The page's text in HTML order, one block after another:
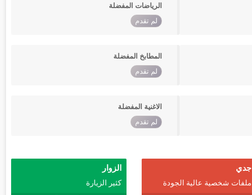
الرياضات المفضلة
لم تقدم
المطابخ المفضلة
لم تقدم
الاغنية المفضلة
لم تقدم
جدي
ملفات شخصية عالية الجودة
الزوار
كثير الزيارة